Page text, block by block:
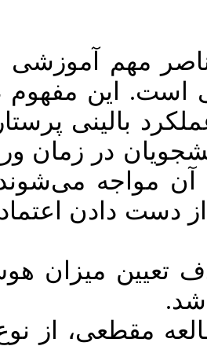
و مؤلفهای
مفهوم در آموزش
پرستاران مطرح
ورود به دوره
می‌شوند، منجر به
اعتماد به نفس و
هوش هیجانی
از نوع توصیفی-